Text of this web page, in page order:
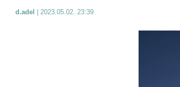
d.adel 2023.05.02. 23:39